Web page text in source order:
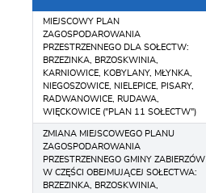
MIEJSCOWY PLAN
ZAGOSPODAROWANIA
PRZESTRZENNEGO DLA SOŁECTW:
BRZEZINKA, BRZOSKWINIA,
KARNIOWICE, KOBYLANY, MŁYNKA,
NIEGOSZOWICE, NIELEPICE, PISARY,
RADWANOWICE, RUDAWA,
WIĘCKOWICE ("PLAN 11 SOŁECTW")
ZMIANA MIEJSCOWEGO PLANU
ZAGOSPODAROWANIA
PRZESTRZENNEGO GMINY ZABIERZÓW
W CZĘŚCI OBEJMUJĄCEJ SOŁECTWA:
BRZEZINKA, BRZOSKWINIA,